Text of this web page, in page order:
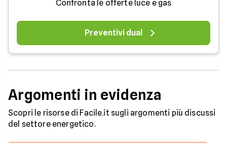
Confronta le offerte luce e gas
Preventivi dual
Argomenti in evidenza
Scopri le risorse di Facile.it sugli argomenti più discussi
del settore energetico.